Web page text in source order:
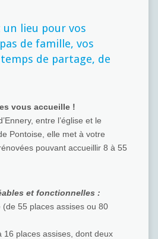
un lieu pour vos
de famille, vos
de partage, de
vous accueille !
entre l’église et le
Pontoise, elle met à votre
pouvant accueillir 8 à 55
et fonctionnelles :
55 places assises ou 80
16 places assises, dont deux